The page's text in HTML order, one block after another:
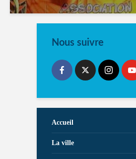
Nous suivre
Accueil
La ville